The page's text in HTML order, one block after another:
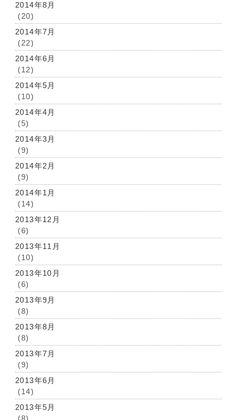
2014年8月
(20)
2014年7月
(22)
2014年6月
(12)
2014年5月
(10)
2014年4月
(5)
2014年3月
(9)
2014年2月
(9)
2014年1月
(14)
2013年12月
(6)
2013年11月
(10)
2013年10月
(6)
2013年9月
(8)
2013年8月
(8)
2013年7月
(9)
2013年6月
(14)
2013年5月
(8)